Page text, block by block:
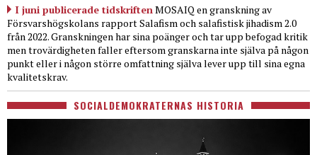
I juni publicerade tidskriften MOSAIQ en granskning av
Försvarshögskolans rapport Salafism och salafistisk jihadism 2.0
från 2022. Granskningen har sina poänger och tar upp befogad kritik
men trovärdigheten faller eftersom granskarna inte själva på någon
punkt eller i någon större omfattning själva lever upp till sina egna
kvalitetskrav.
SOCIALDEMOKRATERNAS HISTORIA